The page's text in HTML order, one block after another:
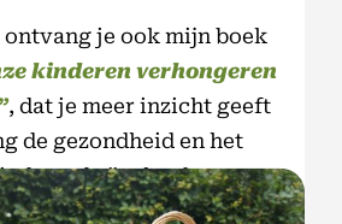
je ook mijn boek
kinderen verhongeren
, dat je meer inzicht geeft
de gezondheid en het
beïnvloedt.